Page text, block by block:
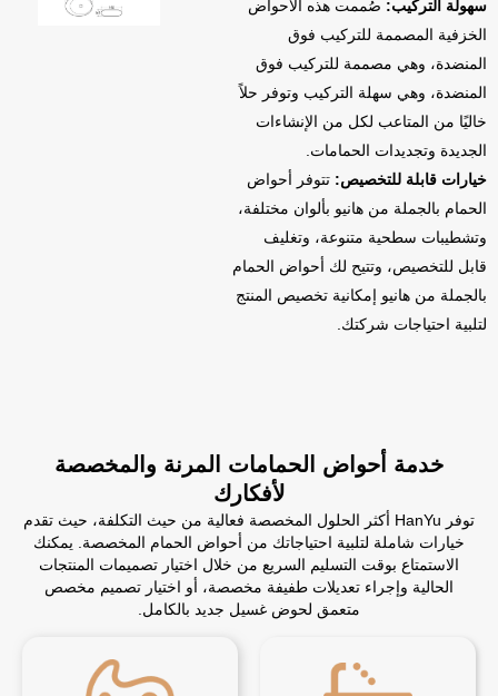
سهولة التركيب: صُممت هذه الأحواض
الخزفية المصممة للتركيب فوق
المنضدة، وهي مصممة للتركيب فوق
المنضدة، وهي سهلة التركيب وتوفر حلاً
خاليًا من المتاعب لكل من الإنشاءات
الجديدة وتجديدات الحمامات.
خيارات قابلة للتخصيص: تتوفر أحواض
الحمام بالجملة من هانيو بألوان مختلفة،
وتشطيبات سطحية متنوعة، وتغليف
قابل للتخصيص، وتتيح لك أحواض الحمام
بالجملة من هانيو إمكانية تخصيص المنتج
لتلبية احتياجات شركتك.
خدمة أحواض الحمامات المرنة والمخصصة
لأفكارك
توفر HanYu أكثر الحلول المخصصة فعالية من حيث التكلفة، حيث تقدم
خيارات شاملة لتلبية احتياجاتك من أحواض الحمام المخصصة. يمكنك
الاستمتاع بوقت التسليم السريع من خلال اختيار تصميمات المنتجات
الحالية وإجراء تعديلات طفيفة مخصصة، أو اختيار تصميم مخصص
متعمق لحوض غسيل جديد بالكامل.